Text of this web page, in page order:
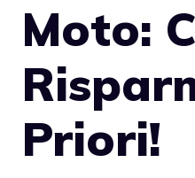
Moto:
Priori!